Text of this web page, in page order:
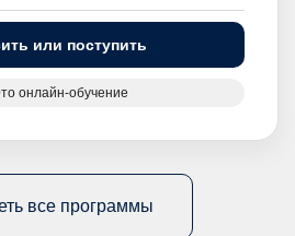
или поступить
онлайн-обучение
все программы